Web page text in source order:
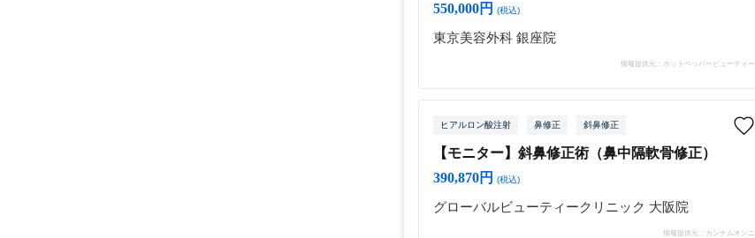
550,000円
(税込)
東京美容外科 銀座院
情報提供元：ホットペッパービューティー
ヒアルロン酸注射 鼻修正 斜鼻修正
【モニター】斜鼻修正術（鼻中隔軟骨修正）
390,870円
(税込)
グローバルビューティークリニック 大阪院
情報提供元：カンナムオンニ